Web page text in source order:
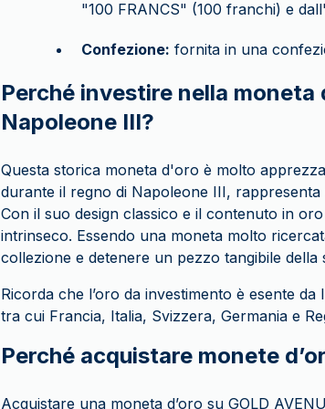
"100 FRANCS" (100 franchi) e
Confezione: fornita in una
Perché investire nella
Napoleone III?
Questa storica moneta d'oro è molto
durante il regno di Napoleone III,
Con il suo design classico e il contenuto in
intrinseco. Essendo una moneta molto
collezione e detenere un pezzo tangibile
Ricorda che l’oro da investimento è esente
tra cui Francia, Italia, Svizzera, Germania e
Perché acquistare monete
Acquistare una moneta d’oro su GOLD